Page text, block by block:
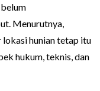
Menurutnya,
hunian tetap itu
hukum, teknis, dan